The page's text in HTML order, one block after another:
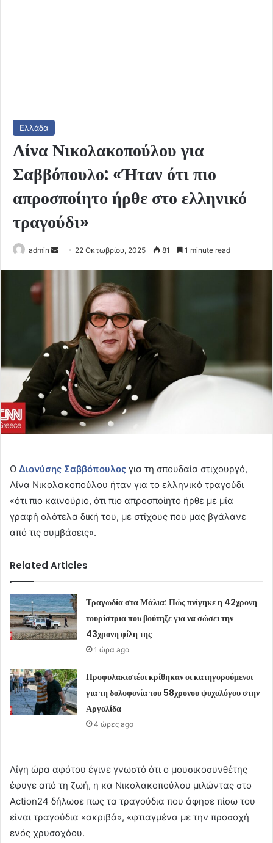
Ελλάδα
Λίνα Νικολακοπούλου για
Σαββόπουλο: «Ήταν ότι πιο
απροσποίητο ήρθε στο ελληνικό
τραγούδι»
admin
Send 22 Οκτωβρίου, 2025 81 1 minute read
Ο Διονύσης Σαββόπουλος για τη σπουδαία στιχουργό,
Λίνα Νικολακοπούλου ήταν για το ελληνικό τραγούδι
«ότι πιο καινούριο, ότι πιο απροσποίητο ήρθε με μία
γραφή ολότελα δική του, με στίχους που μας βγάλανε
από τις συμβάσεις».
Related Articles
Τραγωδία στα Μάλια: Πώς πνίγηκε η 42χρονη
τουρίστρια που βούτηξε για να σώσει την
43χρονη φίλη της
1 ώρα ago
Προφυλακιστέοι κρίθηκαν οι κατηγορούμενοι
για τη δολοφονία του 58χρονου ψυχολόγου στην
Αργολίδα
4 ώρες ago
Λίγη ώρα αφότου έγινε γνωστό ότι ο μουσικοσυνθέτης
έφυγε από τη ζωή, η κα Νικολακοπούλου μιλώντας στο
Action24 δήλωσε πως τα τραγούδια που άφησε πίσω του
είναι τραγούδια «ακριβά», «φτιαγμένα με την προσοχή
ενός χρυσοχόου.